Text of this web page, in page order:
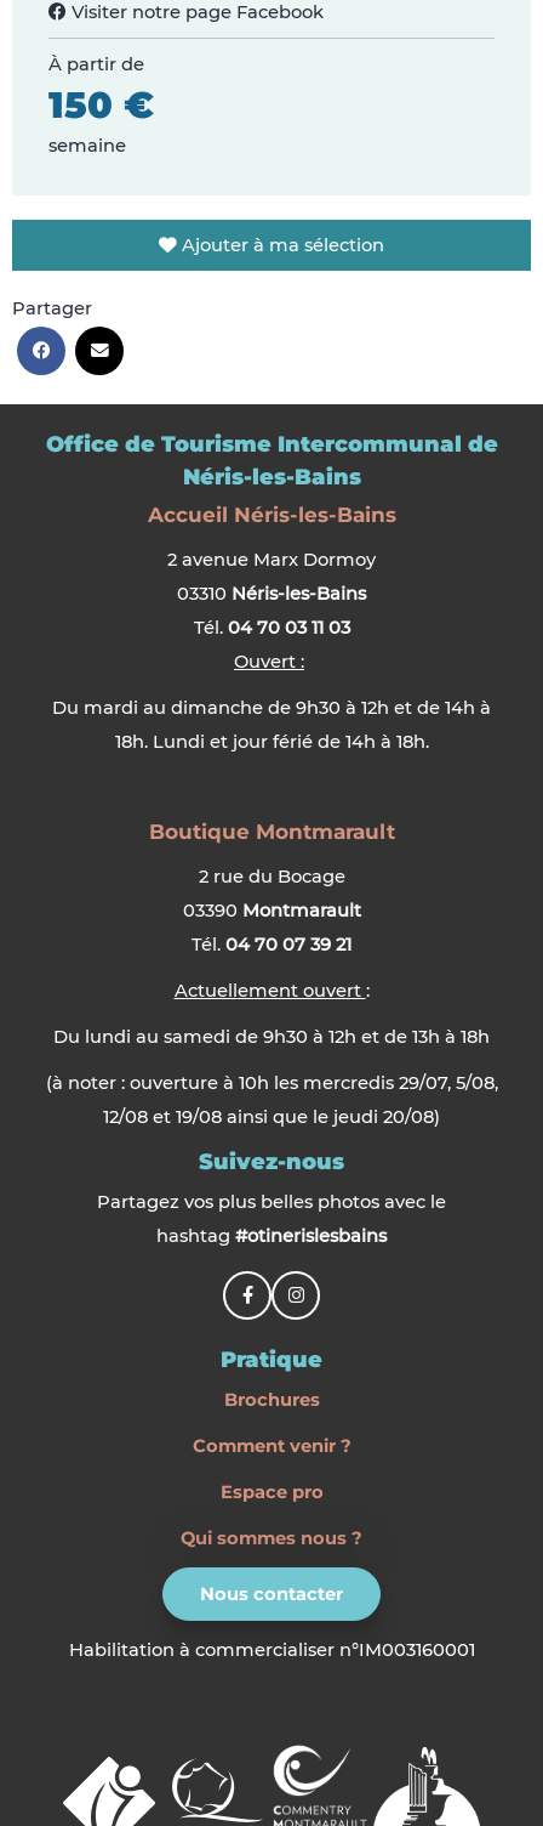
Visiter notre page Facebook
À partir de
150 €
semaine
Ajouter à ma sélection
Partager
Office de Tourisme Intercommunal de
Néris-les-Bains
Accueil Néris-les-Bains
2 avenue Marx Dormoy
03310 Néris-les-Bains
Tél. 04 70 03 11 03
Ouvert :
Du mardi au dimanche de 9h30 à 12h et de 14h à
18h. Lundi et jour férié de 14h à 18h.
Boutique Montmarault
2 rue du Bocage
03390 Montmarault
Tél. 04 70 07 39 21
Actuellement ouvert :
Du lundi au samedi de 9h30 à 12h et de 13h à 18h
(à noter : ouverture à 10h les mercredis 29/07, 5/08,
12/08 et 19/08 ainsi que le jeudi 20/08)
Suivez-nous
Partagez vos plus belles photos avec le
hashtag #otinerislesbains
Pratique
Brochures
Comment venir ?
Espace pro
Qui sommes nous ?
Nous contacter
Habilitation à commercialiser n°IM003160001